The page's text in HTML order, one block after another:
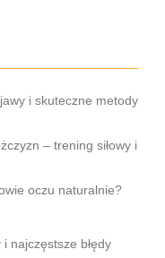
i skuteczne metody
– trening siłowy i
oczu naturalnie?
najczęstsze błędy